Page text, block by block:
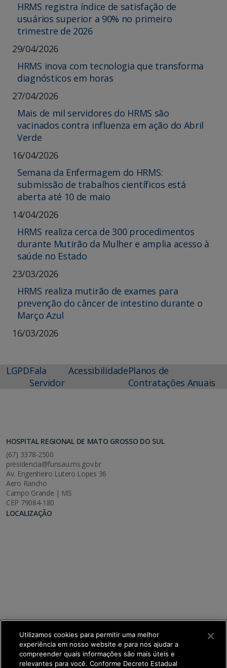
HRMS registra índice de satisfação de
usuários superior a 90% no primeiro
trimestre de 2026
29/04/2026
HRMS inova com tecnologia que transforma
diagnósticos em horas
27/04/2026
Mais de mil servidores do HRMS são
vacinados contra influenza em ação do Abril
Verde
16/04/2026
Semana da Enfermagem do HRMS:
submissão de trabalhos científicos está
aberta até 10 de maio
14/04/2026
HRMS realiza cerca de 300 procedimentos
durante Mutirão da Mulher e amplia acesso à
saúde no Estado
23/03/2026
HRMS realiza mutirão de exames para
prevenção do câncer de intestino durante o
Março Azul
16/03/2026
LGPDFala
Servidor
AcessibilidadePlanos de
Contratações Anuais
HOSPITAL REGIONAL DE MATO GROSSO DO SUL
(67) 3378-2500
presidencia@funsau.ms.gov.br
Av. Engenheiro Lutero Lopes 36
Aero Rancho
Campo Grande | MS
CEP 79084-180
LOCALIZAÇÃO
Utilizamos cookies para permitir uma melhor
experiência em nosso website e para nos ajudar a
compreender quais informações são mais úteis e
relevantes para você. Conforme Decreto Estadual